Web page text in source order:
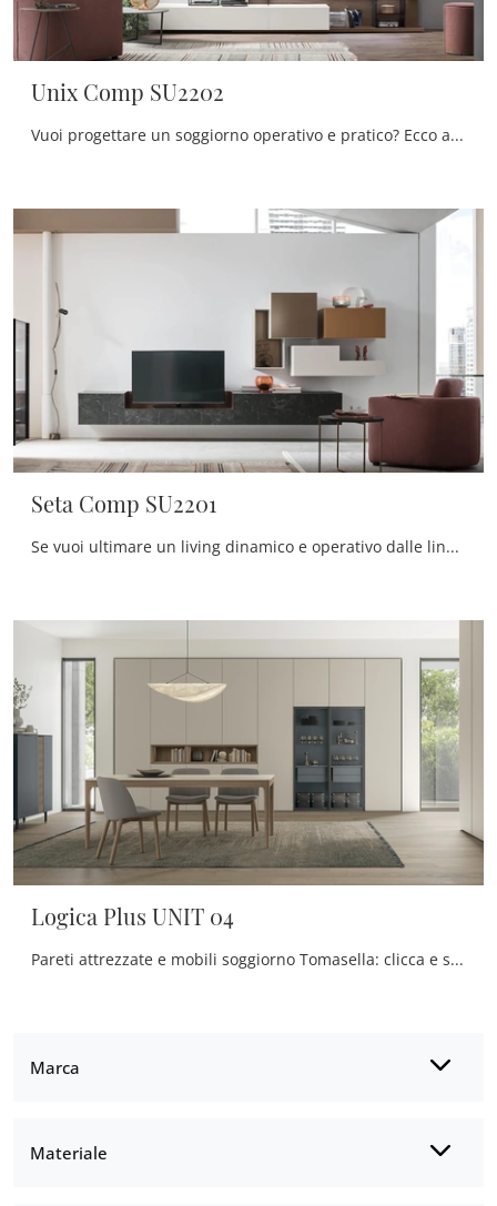
Marca
Materiale
Unix Comp SU2202
Vuoi progettare un soggiorno operativo e pratico? Ecco a te la parete attrezzata Unix Comp SU2202 Maronese dalle forme decise moderne.
Seta Comp SU2201
Se vuoi ultimare un living dinamico e operativo dalle linee moderne, ecco a te la parete attrezzata Seta Comp SU2201 Maronese.
Logica Plus UNIT 04
Pareti attrezzate e mobili soggiorno Tomasella: clicca e scopri il modello Logica Plus UNIT 04 e potrai arricchire stanze moderne di ogni tipo.